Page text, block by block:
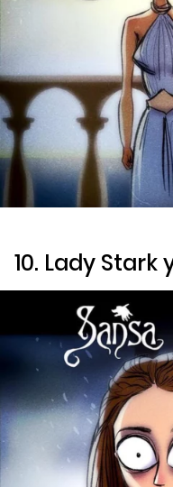
10. Lady Stark